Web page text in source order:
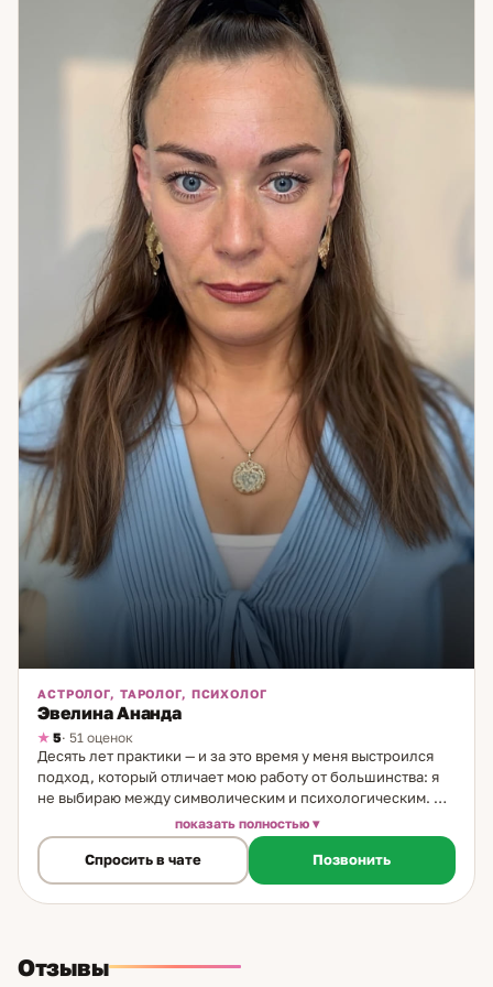
разбираем вопрос на нескольких уровнях: что происходит
сейчас, почему именно сейчас, и какое решение
оптимально в этот конкретный период вашей жизни.
Особенно хорошо я работаю с выбором профессии и
направления, с пониманием жизненных циклов, со
сложными поворотными моментами в отношениях.
Астропсихологический подход позволяет увидеть не
только событие, но и внутреннюю динамику — то, что
создаёт ситуацию снова и снова. Если вам важна не просто
«правда», а понимание — что именно происходит и что с
этим делать — приходите на консультацию.
АСТРОЛОГ, ТАРОЛОГ, ПСИХОЛОГ
Эвелина Ананда
5· 51 оценок
Десять лет практики — и за это время у меня выстроился
подход, который отличает мою работу от большинства: я
не выбираю между символическим и психологическим. Я
соединяю оба. Путь начался с природной
чувствительности — с детства я ощущала то, что другие не
замечали: ложь, скрытые намерения, эмоциональные
состояния людей. Семь лет назад начала работать с этим
осознанно. Три года назад к практике присоединилось
несколько уровней. Таро — аналитический инструмент:
показать полностью
Спросить в чате Позвонить
Отзывы